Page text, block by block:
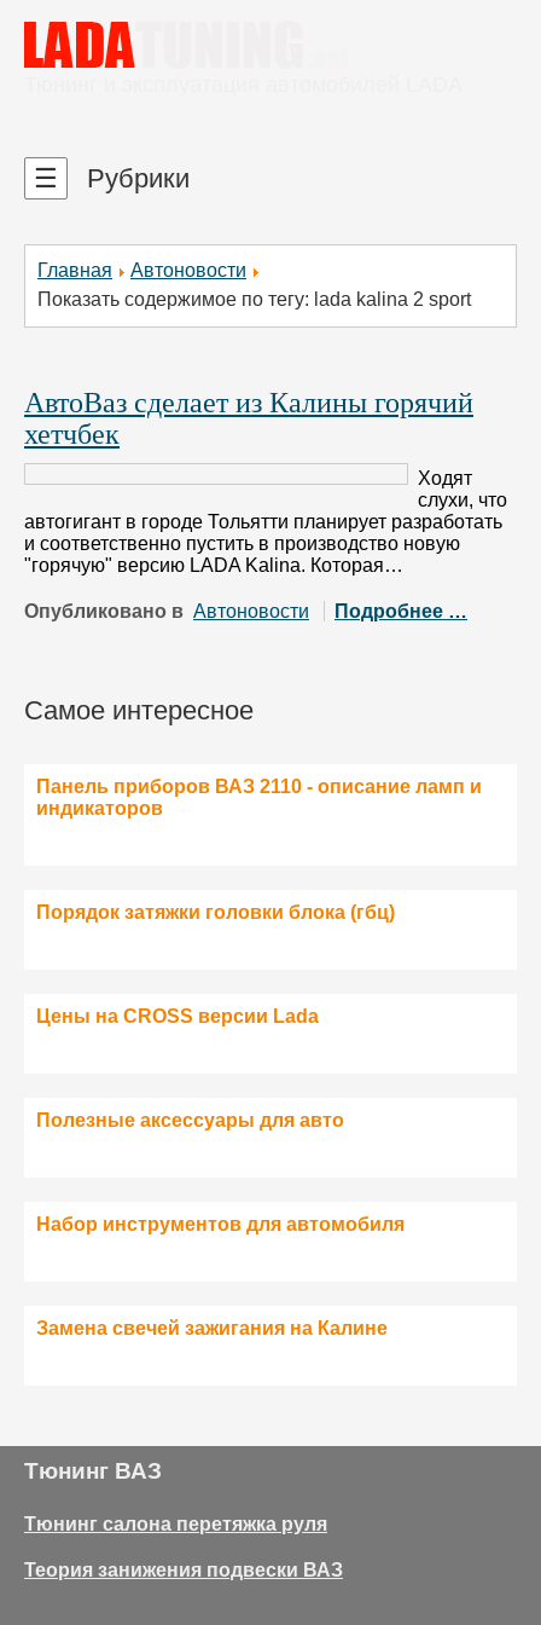
Главная
Автоновости
Показать содержимое по тегу: lada kalina 2 sport
АвтоВаз сделает из Калины горячий
хетчбек
Ходят
слухи, что
автогигант в городе Тольятти планирует разработать
и соответственно пустить в производство новую
"горячую" версию LADA Kalina. Которая…
Опубликовано в Автоновости Подробнее …
Самое интересное
Панель приборов ВАЗ 2110 - описание ламп и
индикаторов
Порядок затяжки головки блока (гбц)
Цены на CROSS версии Lada
Полезные аксессуары для авто
Набор инструментов для автомобиля
Замена свечей зажигания на Калине
☰ Рубрики
Тюнинг ВАЗ
Тюнинг салона перетяжка руля
Теория занижения подвески ВАЗ